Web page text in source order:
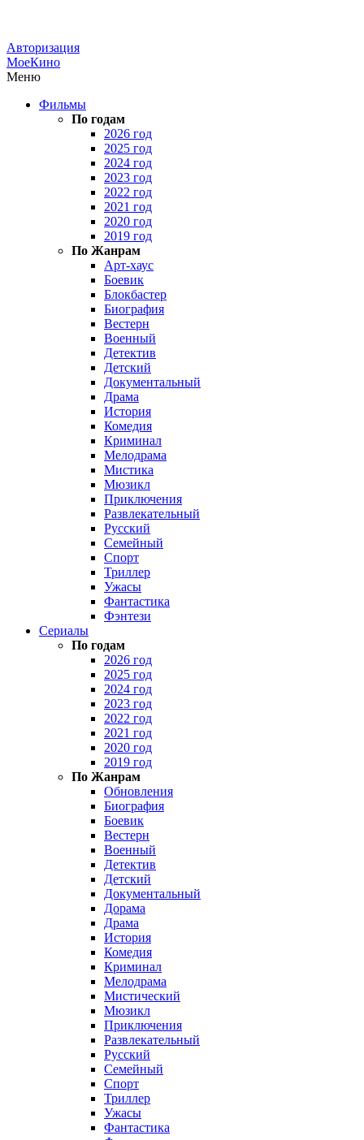
Авторизация
МоеКино
Меню
Фильмы
По годам
2026 год
2025 год
2024 год
2023 год
2022 год
2021 год
2020 год
2019 год
По Жанрам
Арт-хаус
Боевик
Блокбастер
Биография
Вестерн
Военный
Детектив
Детский
Документальный
Драма
История
Комедия
Криминал
Мелодрама
Мистика
Мюзикл
Приключения
Развлекательный
Русский
Семейный
Спорт
Триллер
Ужасы
Фантастика
Фэнтези
Сериалы
По годам
2026 год
2025 год
2024 год
2023 год
2022 год
2021 год
2020 год
2019 год
По Жанрам
Обновления
Биография
Боевик
Вестерн
Военный
Детектив
Детский
Документальный
Дорама
Драма
История
Комедия
Криминал
Мелодрама
Мистический
Мюзикл
Приключения
Развлекательный
Русский
Семейный
Спорт
Триллер
Ужасы
Фантастика